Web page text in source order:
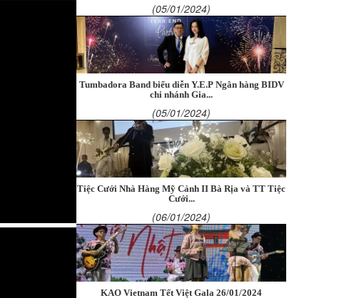
(05/01/2024)
Tumbadora Band biểu diễn Y.E.P Ngân hàng BIDV
chi nhánh Gia...
(05/01/2024)
Tiệc Cưới Nhà Hàng Mỹ Cảnh II Bà Rịa và TT Tiệc
Cưới...
(06/01/2024)
KAO Vietnam Tết Việt Gala 26/01/2024